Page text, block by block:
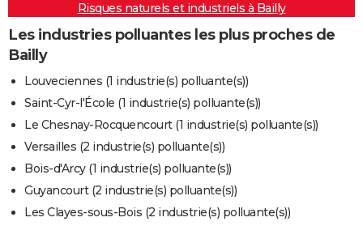
Carte de Noël
Carte Bonne année
Carte Saint-Valentin
Carte d'anniversaire
DICTIONNAIRE
Dictionnaire
Biographies
Citations
Expressions
Proverbes
PROGRAMME TV
COPAINS D'AVANT
S'inscrire
Se connecter
Lycées
Collèges
Primaires
Universités
Entreprises
Service militaire
Avis de recherche
AVIS DE DÉCÈS
FORUM
Bricolage
Lifestyle
Culture
Sport
Auto
Television
Voyage
Cinema
Risques naturels et industriels à Bailly
Les industries polluantes les plus proches de
Bailly
Louveciennes (1 industrie(s) polluante(s))
Saint-Cyr-l'École (1 industrie(s) polluante(s))
Le Chesnay-Rocquencourt (1 industrie(s) polluante(s))
Versailles (2 industrie(s) polluante(s))
Bois-d'Arcy (1 industrie(s) polluante(s))
Guyancourt (2 industrie(s) polluante(s))
Les Clayes-sous-Bois (2 industrie(s) polluante(s))